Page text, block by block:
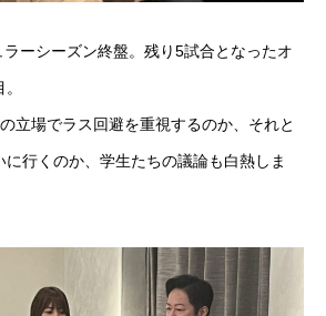
STORY Q&A ENTRY CONTACT
ーシーズン終盤。残り5試合となったオ
立場でラス回避を重視するのか、それと
に行くのか、学生たちの議論も白熱しま